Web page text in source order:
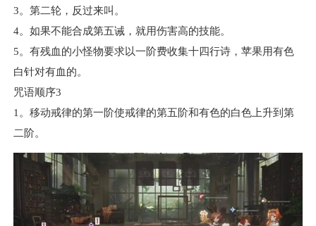
3。第二轮，反过来叫。
4。如果不能合成第五诫，就用伤害高的技能。
5。有残血的小怪物要求以一阶费收集十四行诗，苹果用有色
白针对有血的。
咒语顺序3
1。移动戒律的第一阶使戒律的第五阶和有色的白色上升到第
二阶。